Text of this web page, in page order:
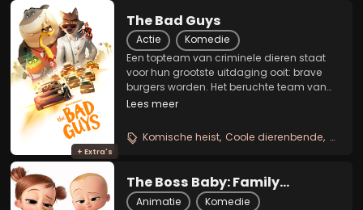
+ Extra's
The Bad Guys
Actie
Komedie
Een topteam van criminele dieren staat
voor hun grootste uitdaging ooit: brave
burgers worden. Het beruchte team van
de Foute Jongens bestaat uit vijf vrienden:
doorgewinterde kluizenkraker Mr. Snake,
koele meester...
Lees meer
Komische heist Coole dierenbende
The Boss Baby: Family
Business
Animatie
Komedie